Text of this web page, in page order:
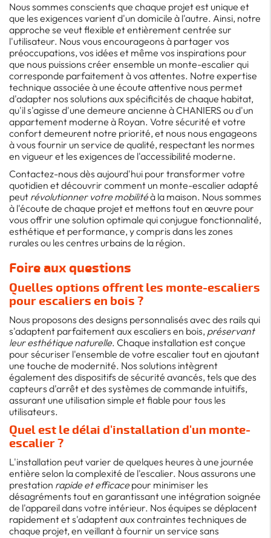
Nous sommes conscients que chaque projet est unique et
que les exigences varient d'un domicile à l'autre. Ainsi, notre
approche se veut flexible et entièrement centrée sur
l'utilisateur. Nous vous encourageons à partager vos
préoccupations, vos idées et même vos inspirations pour
que nous puissions créer ensemble un monte-escalier qui
corresponde parfaitement à vos attentes. Notre expertise
technique associée à une écoute attentive nous permet
d'adapter nos solutions aux spécificités de chaque habitat,
qu'il s'agisse d'une demeure ancienne à CHANIERS ou d'un
appartement moderne à Royan. Votre sécurité et votre
confort demeurent notre priorité, et nous nous engageons
à vous fournir un service de qualité, respectant les normes
en vigueur et les exigences de l'accessibilité moderne.
Contactez-nous dès aujourd'hui pour transformer votre
quotidien et découvrir comment un monte-escalier adapté
peut révolutionner votre mobilitéà la maison. Nous sommes
à l'écoute de chaque projet et mettons tout en œuvre pour
vous offrir une solution optimale qui conjugue fonctionnalité,
esthétique et performance, y compris dans les zones
rurales ou les centres urbains de la région.
Foire aux questions
Quelles options offrent les monte-escaliers
pour escaliers en bois ?
Nous proposons des designs personnalisés avec des rails qui
s'adaptent parfaitement aux escaliers en bois, préservant
leur esthétique naturelle. Chaque installation est conçue
pour sécuriser l'ensemble de votre escalier tout en ajoutant
une touche de modernité. Nos solutions intègrent
également des dispositifs de sécurité avancés, tels que des
capteurs d'arrêt et des systèmes de commande intuitifs,
assurant une utilisation simple et fiable pour tous les
utilisateurs.
Quel est le délai d'installation d'un monte-
escalier ?
L'installation peut varier de quelques heures à une journée
entière selon la complexité de l'escalier. Nous assurons une
prestation rapide et efficacepour minimiser les
désagréments tout en garantissant une intégration soignée
de l'appareil dans votre intérieur. Nos équipes se déplacent
rapidement et s'adaptent aux contraintes techniques de
chaque projet, en veillant à fournir un service sans